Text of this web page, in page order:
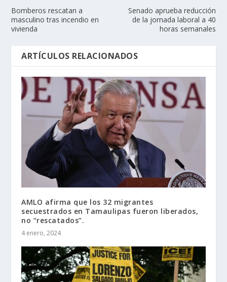
Bomberos rescatan a
masculino tras incendio en
vivienda
Senado aprueba reducción
de la jornada laboral a 40
horas semanales
ARTÍCULOS RELACIONADOS
AMLO afirma que los 32 migrantes
secuestrados en Tamaulipas fueron liberados,
no “rescatados”.
4 enero, 2024